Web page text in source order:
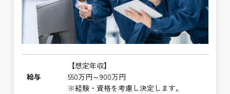
給与
【想定年収】
550万円～900万円
※経験・資格を考慮し決定します。